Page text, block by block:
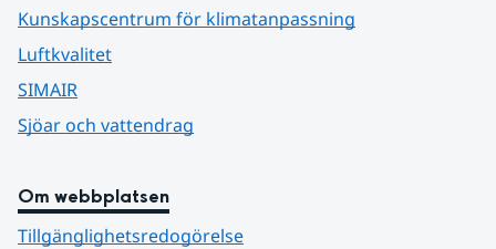
Kunskapscentrum för klimatanpassning
Luftkvalitet
SIMAIR
Sjöar och vattendrag
Om webbplatsen
Tillgänglighetsredogörelse